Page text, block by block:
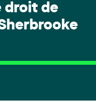
droit de